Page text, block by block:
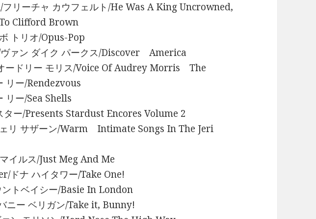
リーチャ カウフェルト/He Was A King Uncrowned,
Clifford Brown
トリオ/Opus-Pop
ァン ダイク パークス/Discover America
ードリー モリス/Voice Of Audrey Morris The
リー/Rendezvous
リー/Sea Shells
ー/Presents Stardust Encores Volume 2
リ サザーン/Warm Intimate Songs In The Jeri
イルス/Just Meg And Me
ドナ ハイタワー/Take One!
トベイシー/Basie In London
ニー ベリガン/Take it, Bunny!